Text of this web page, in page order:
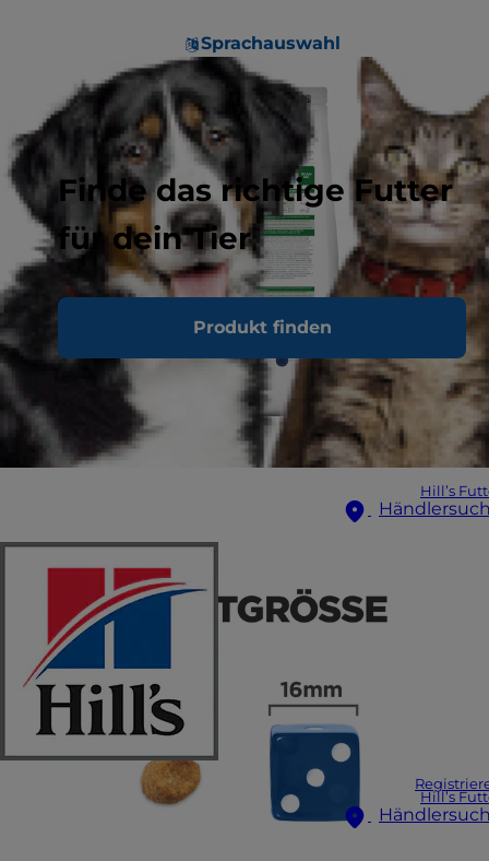
Sprachauswahl
Finde das richtige Futter
für dein Tier
Produkt finden
Hill’s
Hill’s